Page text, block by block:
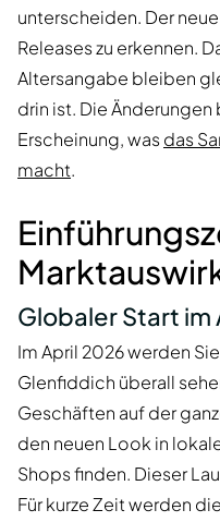
unterscheiden. Der
Releases zu erkennen.
Altersangabe bleiben
drin ist. Die
Erscheinung, wasdas
macht.
Globaler Start im
Im April 2026 werden
Glenfiddich überall
Geschäften auf der
den neuen Look in
Shops finden. Dieser
Für kurze Zeit werden